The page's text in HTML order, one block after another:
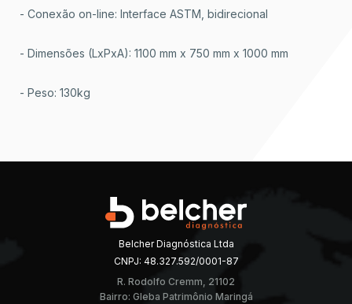
- Conexão on-line: Interface ASTM, bidirecional
- Dimensões (LxPxA): 1100 mm x 750 mm x 1000 mm
- Peso: 130kg
Belcher Diagnóstica Ltda
CNPJ: 48.327.592/0001-87
R. Rodolfo Cremm, 21102
Bairro: Gleba Patrimônio Maringá